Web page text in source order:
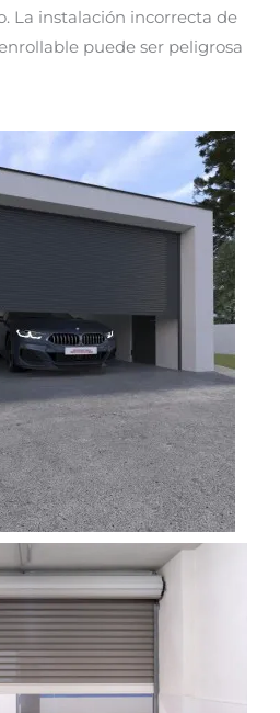
La instalación incorrecta de
puede ser peligrosa